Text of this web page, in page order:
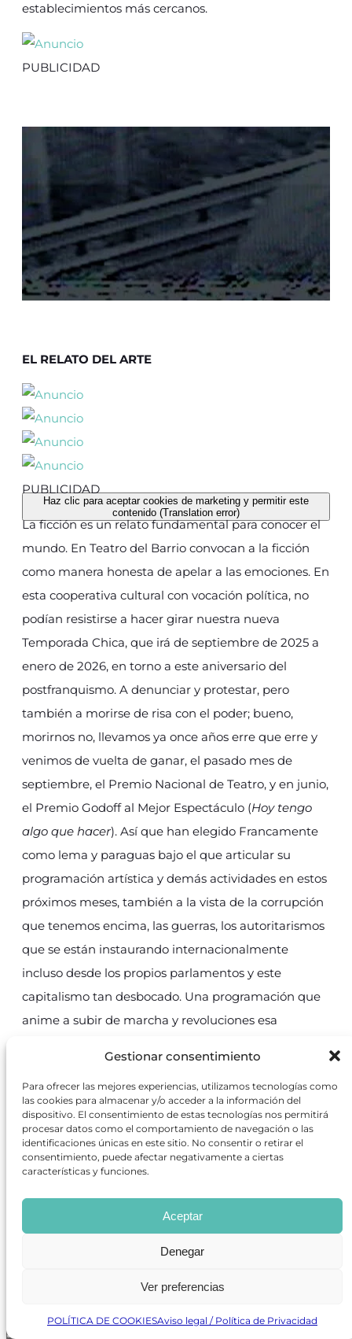
Gestionar consentimiento
Para ofrecer las mejores experiencias, utilizamos tecnologías como
las cookies para almacenar y/o acceder a la información del
dispositivo. El consentimiento de estas tecnologías nos permitirá
procesar datos como el comportamiento de navegación o las
identificaciones únicas en este sitio. No consentir o retirar el
consentimiento, puede afectar negativamente a ciertas
características y funciones.
Aceptar
Denegar
Ver preferencias
POLÍTICA DE COOKIESAviso legal / Política de Privacidad
establecimientos más cercanos.
PUBLICIDAD
Haz clic para aceptar cookies de marketing y permitir este
contenido (Translation error)
EL RELATO DEL ARTE
PUBLICIDAD
La ficción es un relato fundamental para conocer el
mundo. En Teatro del Barrio convocan a la ficción
como manera honesta de apelar a las emociones. En
esta cooperativa cultural con vocación política, no
podían resistirse a hacer girar nuestra nueva
Temporada Chica, que irá de septiembre de 2025 a
enero de 2026, en torno a este aniversario del
postfranquismo. A denunciar y protestar, pero
también a morirse de risa con el poder; bueno,
morirnos no, llevamos ya once años erre que erre y
venimos de vuelta de ganar, el pasado mes de
septiembre, el Premio Nacional de Teatro, y en junio,
el Premio Godoff al Mejor Espectáculo (Hoy tengo
algo que hacer). Así que han elegido Francamente
como lema y paraguas bajo el que articular su
programación artística y demás actividades en estos
próximos meses, también a la vista de la corrupción
que tenemos encima, las guerras, los autoritarismos
que se están instaurando internacionalmente
incluso desde los propios parlamentos y este
capitalismo tan desbocado. Una programación que
anime a subir de marcha y revoluciones esa
su manera de cambiarnos el enfoque de muchas
cosas. Un 15M a cuyo calor nació, precisamente,
Teatro del Barrio, en diciembre de 2013, para
después abordar en escena, con producciones
), el terrorismo de Estado (en
Las guerras correctas), la corrupción (enEstado B),
La secciónuHomenaje a Billy El
), el amor libre y la generación nacida en el
racismo (enInfiltrado en VOXoNo soy tu gitana), la